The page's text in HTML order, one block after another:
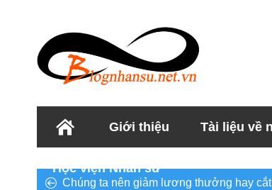
Giới thiệu Tài liệu về
Học viện Nhân sư
Chúng ta nên giảm lương thưởng hay